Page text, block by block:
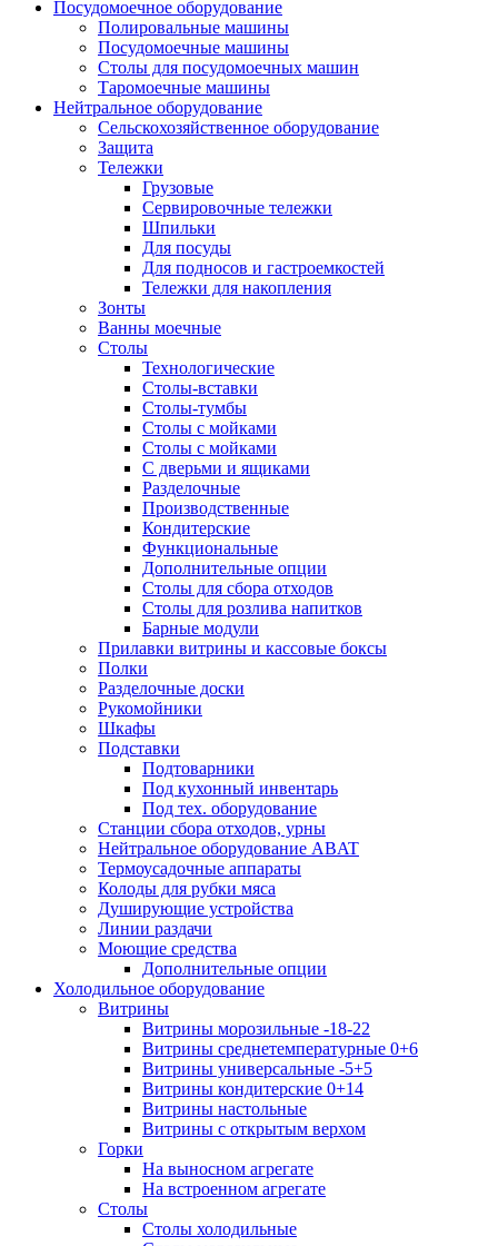
Посудомоечное оборудование
Полировальные машины
Посудомоечные машины
Столы для посудомоечных машин
Таромоечные машины
Нейтральное оборудование
Сельскохозяйственное оборудование
Защита
Тележки
Грузовые
Сервировочные тележки
Шпильки
Для посуды
Для подносов и гастроемкостей
Тележки для накопления
Зонты
Ванны моечные
Столы
Технологические
Столы-вставки
Столы-тумбы
Столы с мойками
Столы с мойками
С дверьми и ящиками
Разделочные
Производственные
Кондитерские
Функциональные
Дополнительные опции
Столы для сбора отходов
Столы для розлива напитков
Барные модули
Прилавки витрины и кассовые боксы
Полки
Разделочные доски
Рукомойники
Шкафы
Подставки
Подтоварники
Под кухонный инвентарь
Под тех. оборудование
Cтанции сбора отходов, урны
Нейтральное оборудование ABAT
Термоусадочные аппараты
Колоды для рубки мяса
Душирующие устройства
Линии раздачи
Моющие средства
Дополнительные опции
Холодильное оборудование
Витрины
Витрины морозильные -18-22
Витрины среднетемпературные 0+6
Витрины универсальные -5+5
Витрины кондитерские 0+14
Витрины настольные
Витрины с открытым верхом
Горки
На выносном агрегате
На встроенном агрегате
Столы
Столы холодильные